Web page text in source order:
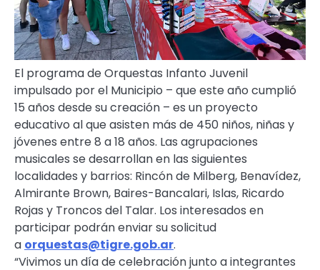
El programa de Orquestas Infanto Juvenil
impulsado por el Municipio – que este año cumplió
15 años desde su creación – es un proyecto
educativo al que asisten más de 450 niños, niñas y
jóvenes entre 8 a 18 años. Las agrupaciones
musicales se desarrollan en las siguientes
localidades y barrios: Rincón de Milberg, Benavídez,
Almirante Brown, Baires-Bancalari, Islas, Ricardo
Rojas y Troncos del Talar. Los interesados en
participar podrán enviar su solicitud
a orquestas@tigre.gob.ar.
“Vivimos un día de celebración junto a integrantes